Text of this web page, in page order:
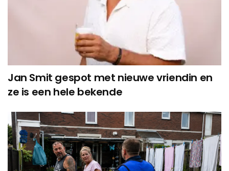
Jan Smit gespot met nieuwe vriendin en
ze is een hele bekende